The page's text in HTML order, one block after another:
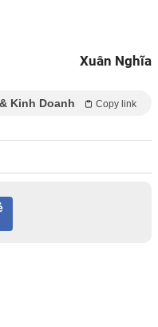
Xuân Nghĩa
Kinh Doanh Copy link